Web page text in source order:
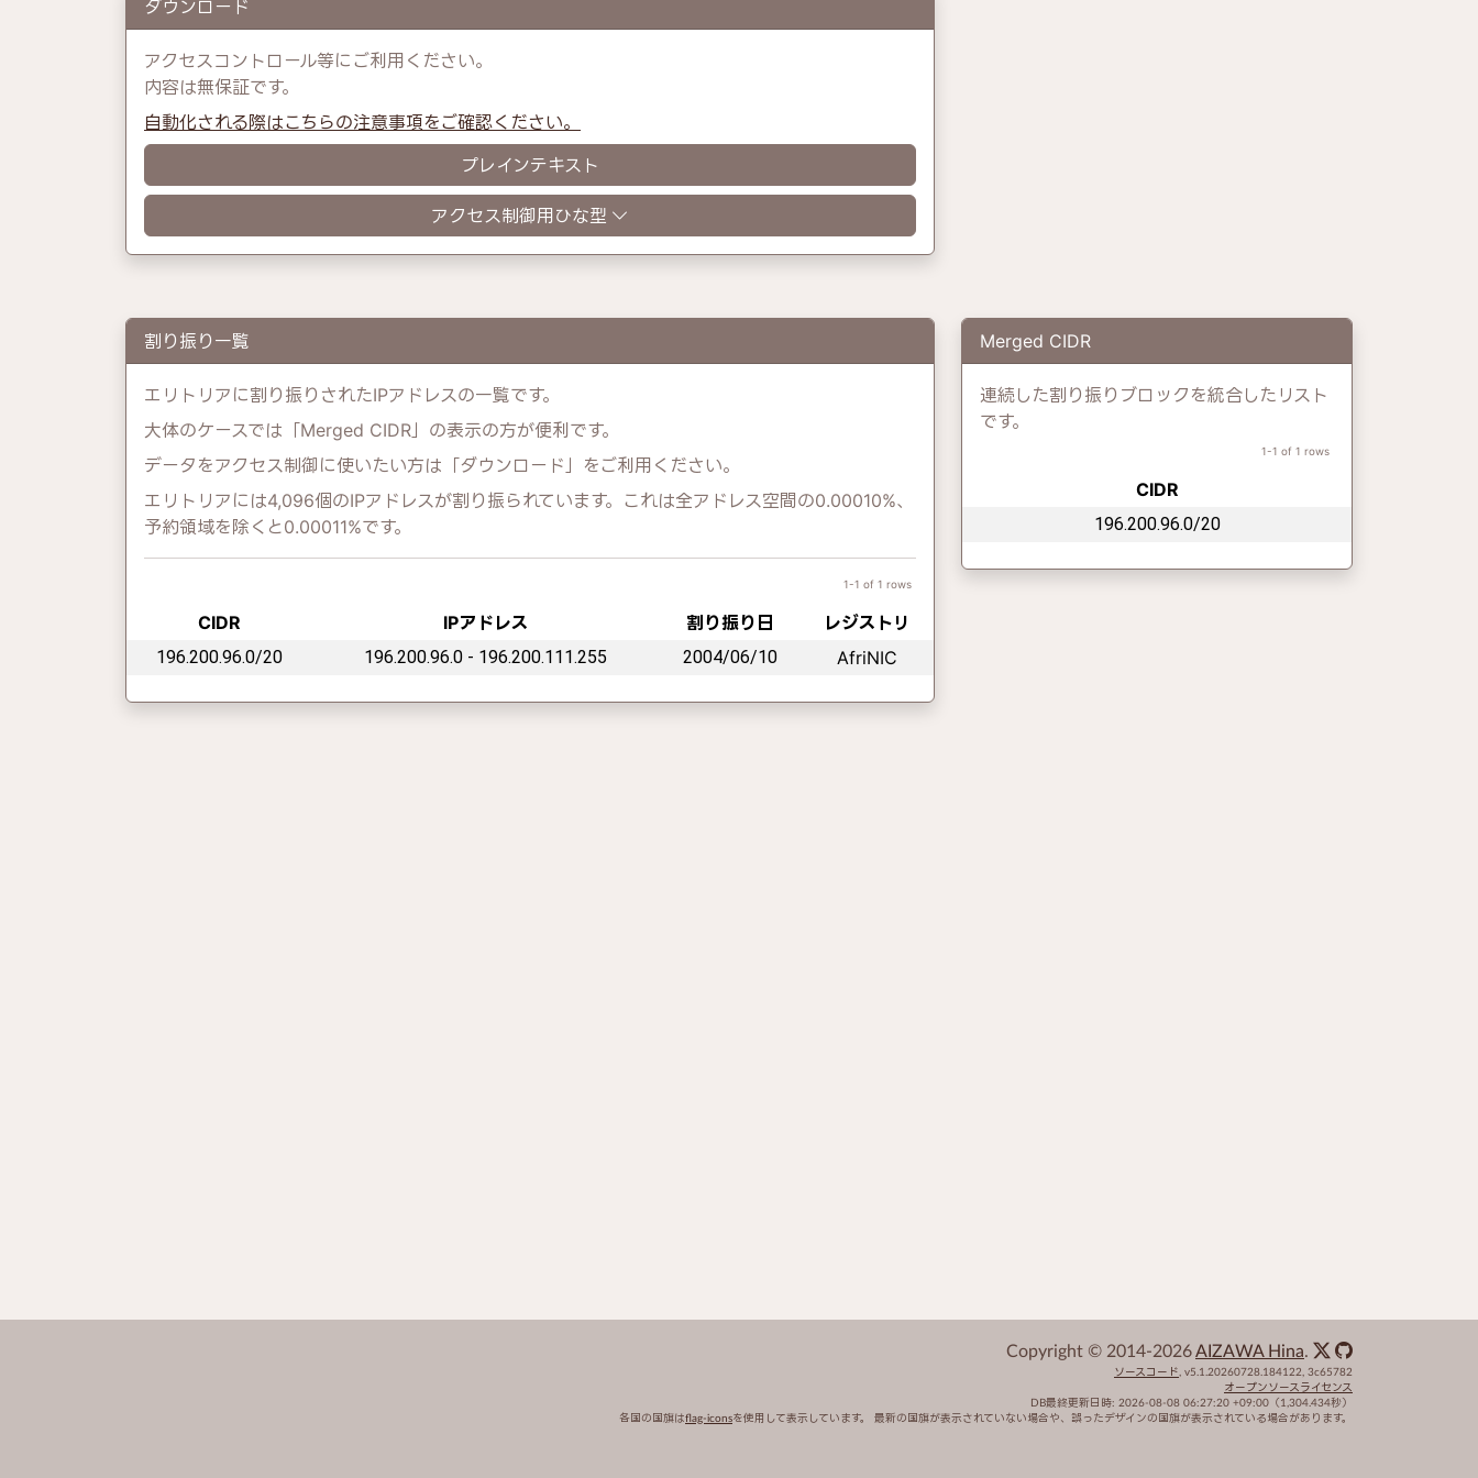
ダウンロード
アクセスコントロール等にご利用ください。
内容は無保証です。
自動化される際はこちらの注意事項をご確認ください。
プレインテキスト
アクセス制御用ひな型
割り振り一覧
エリトリアに割り振りされたIPアドレスの一覧です。
大体のケースでは「Merged CIDR」の表示の方が便利です。
データをアクセス制御に使いたい方は「ダウンロード」をご利用ください。
エリトリアには4,096個のIPアドレスが割り振られています。これは全アドレス空間の0.00010%、
予約領域を除くと0.00011%です。
1-1 of 1 rows
CIDR IPアドレス 割り振り日 レジストリ
196.200.96.0/20 196.200.96.0 - 196.200.111.255 2004/06/10 AfriNIC
Merged CIDR
連続した割り振りブロックを統合したリスト
です。
1-1 of 1 rows
CIDR
196.200.96.0/20
Copyright © 2014-2026AIZAWA Hina.
ソースコード, v5.1.20260728.184122, 3c65782
オープンソースライセンス
DB最終更新日時: 2026-08-08 06:27:20 +09:00 （1,304.434秒）
各国の国旗はflag-iconsを使用して表示しています。 最新の国旗が表示されていない場合や、誤ったデザインの国旗が表示されている場合があります。